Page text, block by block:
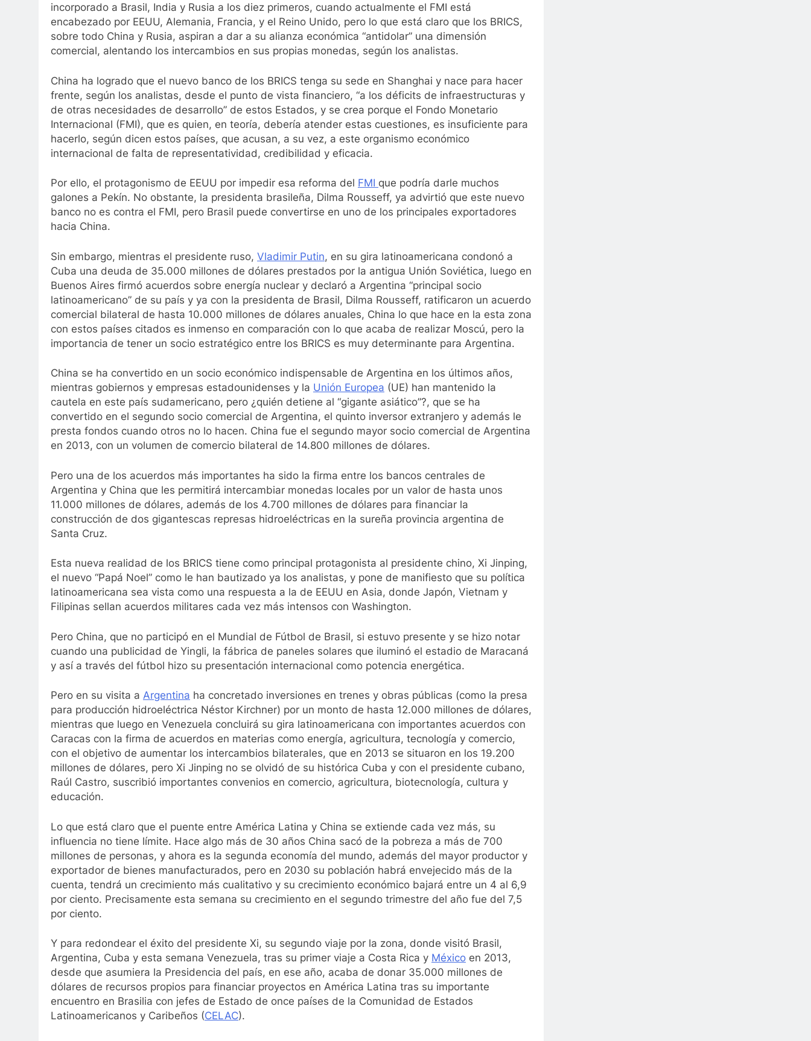
incorporado a Brasil, India y Rusia a los diez primeros, cuando actualmente el FMI está
encabezado por EEUU, Alemania, Francia, y el Reino Unido, pero lo que está claro que los BRICS,
sobre todo China y Rusia, aspiran a dar a su alianza económica “antidolar” una dimensión
comercial, alentando los intercambios en sus propias monedas, según los analistas.
China ha logrado que el nuevo banco de los BRICS tenga su sede en Shanghai y nace para hacer
frente, según los analistas, desde el punto de vista financiero, “a los déficits de infraestructuras y
de otras necesidades de desarrollo” de estos Estados, y se crea porque el Fondo Monetario
Internacional (FMI), que es quien, en teoría, debería atender estas cuestiones, es insuficiente para
hacerlo, según dicen estos países, que acusan, a su vez, a este organismo económico
internacional de falta de representatividad, credibilidad y eficacia.
Por ello, el protagonismo de EEUU por impedir esa reforma del FMI que podría darle muchos
galones a Pekín. No obstante, la presidenta brasileña, Dilma Rousseff, ya advirtió que este nuevo
banco no es contra el FMI, pero Brasil puede convertirse en uno de los principales exportadores
hacia China.
Sin embargo, mientras el presidente ruso, Vladimir Putin, en su gira latinoamericana condonó a
Cuba una deuda de 35.000 millones de dólares prestados por la antigua Unión Soviética, luego en
Buenos Aires firmó acuerdos sobre energía nuclear y declaró a Argentina “principal socio
latinoamericano” de su país y ya con la presidenta de Brasil, Dilma Rousseff, ratificaron un acuerdo
comercial bilateral de hasta 10.000 millones de dólares anuales, China lo que hace en la esta zona
con estos países citados es inmenso en comparación con lo que acaba de realizar Moscú, pero la
importancia de tener un socio estratégico entre los BRICS es muy determinante para Argentina.
China se ha convertido en un socio económico indispensable de Argentina en los últimos años,
mientras gobiernos y empresas estadounidenses y la Unión Europea (UE) han mantenido la
cautela en este país sudamericano, pero ¿quién detiene al “gigante asiático”?, que se ha
convertido en el segundo socio comercial de Argentina, el quinto inversor extranjero y además le
presta fondos cuando otros no lo hacen. China fue el segundo mayor socio comercial de Argentina
en 2013, con un volumen de comercio bilateral de 14.800 millones de dólares.
Pero una de los acuerdos más importantes ha sido la firma entre los bancos centrales de
Argentina y China que les permitirá intercambiar monedas locales por un valor de hasta unos
11.000 millones de dólares, además de los 4.700 millones de dólares para financiar la
construcción de dos gigantescas represas hidroeléctricas en la sureña provincia argentina de
Santa Cruz.
Esta nueva realidad de los BRICS tiene como principal protagonista al presidente chino, Xi Jinping,
el nuevo “Papá Noel” como le han bautizado ya los analistas, y pone de manifiesto que su política
latinoamericana sea vista como una respuesta a la de EEUU en Asia, donde Japón, Vietnam y
Filipinas sellan acuerdos militares cada vez más intensos con Washington.
Pero China, que no participó en el Mundial de Fútbol de Brasil, si estuvo presente y se hizo notar
cuando una publicidad de Yingli, la fábrica de paneles solares que iluminó el estadio de Maracaná
y así a través del fútbol hizo su presentación internacional como potencia energética.
Pero en su visita a Argentina ha concretado inversiones en trenes y obras públicas (como la presa
para producción hidroeléctrica Néstor Kirchner) por un monto de hasta 12.000 millones de dólares,
mientras que luego en Venezuela concluirá su gira latinoamericana con importantes acuerdos con
Caracas con la firma de acuerdos en materias como energía, agricultura, tecnología y comercio,
con el objetivo de aumentar los intercambios bilaterales, que en 2013 se situaron en los 19.200
millones de dólares, pero Xi Jinping no se olvidó de su histórica Cuba y con el presidente cubano,
Raúl Castro, suscribió importantes convenios en comercio, agricultura, biotecnología, cultura y
educación.
Lo que está claro que el puente entre América Latina y China se extiende cada vez más, su
influencia no tiene límite. Hace algo más de 30 años China sacó de la pobreza a más de 700
millones de personas, y ahora es la segunda economía del mundo, además del mayor productor y
exportador de bienes manufacturados, pero en 2030 su población habrá envejecido más de la
cuenta, tendrá un crecimiento más cualitativo y su crecimiento económico bajará entre un 4 al 6,9
por ciento. Precisamente esta semana su crecimiento en el segundo trimestre del año fue del 7,5
por ciento.
Y para redondear el éxito del presidente Xi, su segundo viaje por la zona, donde visitó Brasil,
Argentina, Cuba y esta semana Venezuela, tras su primer viaje a Costa Rica y México en 2013,
desde que asumiera la Presidencia del país, en ese año, acaba de donar 35.000 millones de
dólares de recursos propios para financiar proyectos en América Latina tras su importante
encuentro en Brasilia con jefes de Estado de once países de la Comunidad de Estados
Latinoamericanos y Caribeños (CELAC).